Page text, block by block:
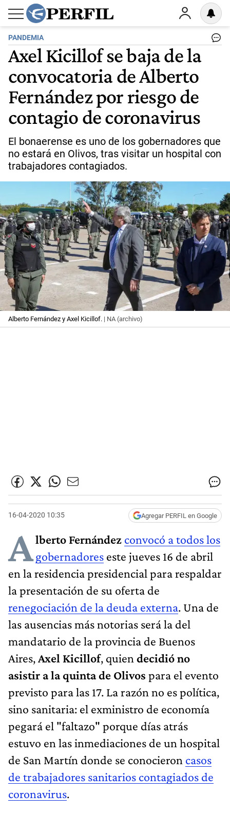
PANDEMIA
Axel Kicillof se baja de la
convocatoria de Alberto
Fernández por riesgo de
contagio de coronavirus
El bonaerense es uno de los gobernadores que
no estará en Olivos, tras visitar un hospital con
trabajadores contagiados.
Alberto Fernández y Axel Kicillof. | NA (archivo)
16-04-2020 10:35 Agregar PERFIL en Google
Alberto Fernández convocó a todos los
gobernadores este jueves 16 de abril
en la residencia presidencial para respaldar
la presentación de su oferta de
renegociación de la deuda externa. Una de
las ausencias más notorias será la del
mandatario de la provincia de Buenos
Aires,Axel Kicillof, quien decidió no
asistir a la quinta de Olivos para el evento
previsto para las 17. La razón no es política,
sino sanitaria: el exministro de economía
pegará el "faltazo" porque días atrás
estuvo en las inmediaciones de un hospital
de San Martín donde se conocieron casos
de trabajadores sanitarios contagiados de
coronavirus.